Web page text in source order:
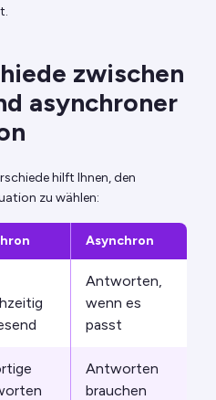
zwischen
asynchroner
hilft Ihnen, den
zu wählen:
Asynchron
Antworten,
wenn es
passt
Antworten
brauchen